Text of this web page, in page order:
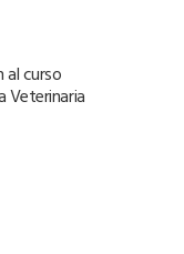
al curso
Veterinaria